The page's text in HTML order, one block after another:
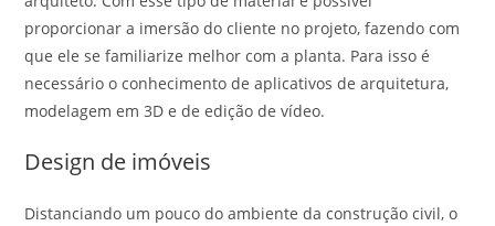
proporcionar a imersão do cliente no projeto, fazendo com
que ele se familiarize melhor com a planta. Para isso é
necessário o conhecimento de aplicativos de arquitetura,
modelagem em 3D e de edição de vídeo.
Design de imóveis
Distanciando um pouco do ambiente da construção civil, o